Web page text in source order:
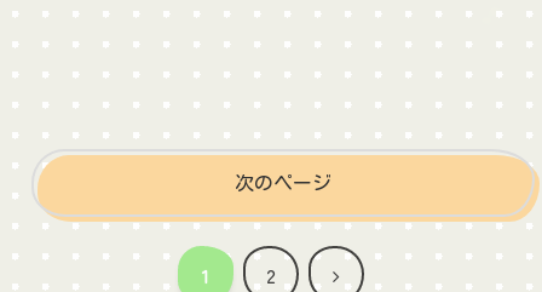
次のページ
1 2
次